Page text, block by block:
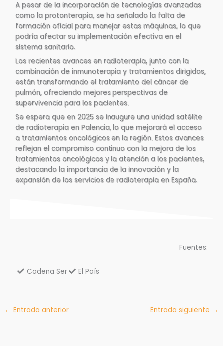
A pesar de la incorporación de tecnologías avanzadas
como la protonterapia, se ha señalado la falta de
formación oficial para manejar estas máquinas, lo que
podría afectar su implementación efectiva en el
sistema sanitario.
Los recientes avances en radioterapia, junto con la
combinación de inmunoterapia y tratamientos dirigidos,
están transformando el tratamiento del cáncer de
pulmón, ofreciendo mejores perspectivas de
supervivencia para los pacientes.
Se espera que en 2025 se inaugure una unidad satélite
de radioterapia en Palencia, lo que mejorará el acceso
a tratamientos oncológicos en la región. Estos avances
reflejan el compromiso continuo con la mejora de los
tratamientos oncológicos y la atención a los pacientes,
destacando la importancia de la innovación y la
expansión de los servicios de radioterapia en España.
Fuentes:
Cadena Ser El País
← Entrada anterior Entrada siguiente →